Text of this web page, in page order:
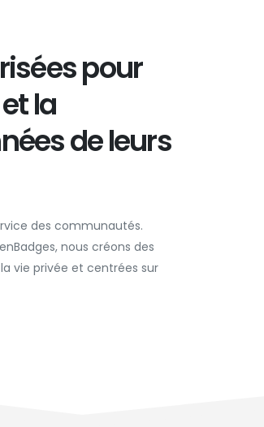
pour
la
de leurs
des communautés.
nous créons des
vie privée et centrées sur